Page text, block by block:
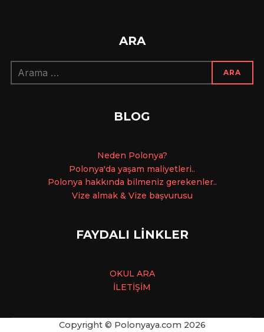
ARA
Arama:
ARA
BLOG
Neden Polonya?
Polonya'da yaşam maliyetleri..
Polonya hakkında bilmeniz gerekenler..
Vize almak & Vize başvurusu
FAYDALI LİNKLER
OKUL ARA
İLETİŞİM
Copyright © Polonyaya.com 2026